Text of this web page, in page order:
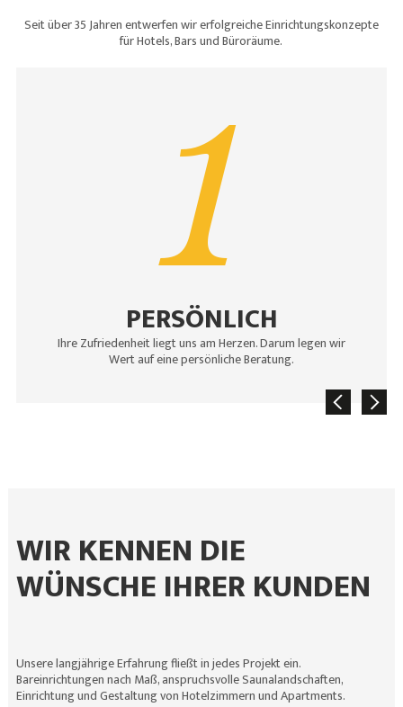
Seit über 35 Jahren entwerfen wir erfolgreiche Einrichtungskonzepte
für Hotels, Bars und Büroräume.
1
PERSÖNLICH
Ihre Zufriedenheit liegt uns am Herzen. Darum legen wir
Wert auf eine persönliche Beratung.
WIR KENNEN DIE
WÜNSCHE IHRER KUNDEN
Unsere langjährige Erfahrung fließt in jedes Projekt ein.
Bareinrichtungen nach Maß, anspruchsvolle Saunalandschaften,
Einrichtung und Gestaltung von Hotelzimmern und Apartments.